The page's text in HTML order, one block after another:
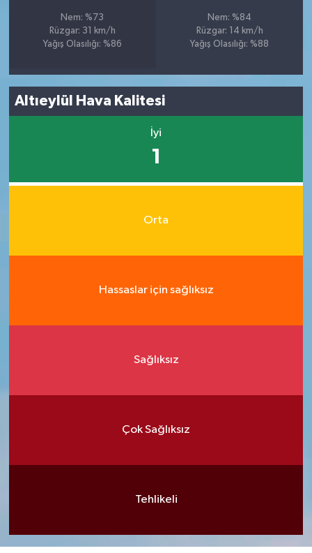
Nem: %73
Rüzgar: 31 km/h
Yağış Olasılığı: %86
Nem: %84
Rüzgar: 14 km/h
Yağış Olasılığı: %88
Altıeylül Hava Kalitesi
İyi
1
Orta
Hassaslar için sağlıksız
Sağlıksız
Çok Sağlıksız
Tehlikeli